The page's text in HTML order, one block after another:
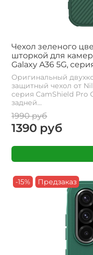
Чехол зеленого
шторкой для
Galaxy A36 5G,
Оригинальный
защитный чехол от
серия CamShield Pro
задней...
1990 руб
1390 руб
-15% Предзаказ